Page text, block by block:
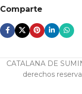
Comparte
CATALANA DE
derechos